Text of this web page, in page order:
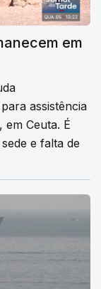
em
assistência
Ceuta. É
e falta de